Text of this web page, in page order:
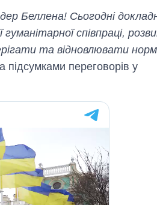
Беллена! Сьогодні
співпраці,
та відновлювати
підсумками переговорів у